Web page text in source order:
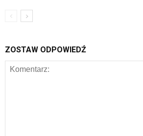
ZOSTAW ODPOWIEDŹ